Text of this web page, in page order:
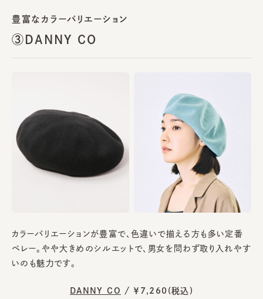
豊富なカラーバリエーション
③DANNY CO
カラーバリエーションが豊富で、色違いで揃える方も多い定番
ベレー。やや大きめのシルエットで、男女を問わず取り入れやす
いのも魅力です。
DANNY CO /￥7,260(税込)